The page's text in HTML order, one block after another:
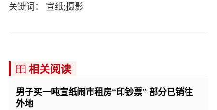
关键词： 宣纸;摄影
 相关阅读
男子买一吨宣纸闹市租房“印钞票” 部分已销往
外地